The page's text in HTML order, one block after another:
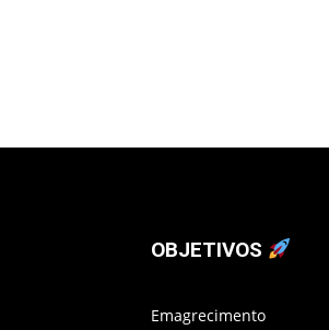
OBJETIVOS
Emagrecimento